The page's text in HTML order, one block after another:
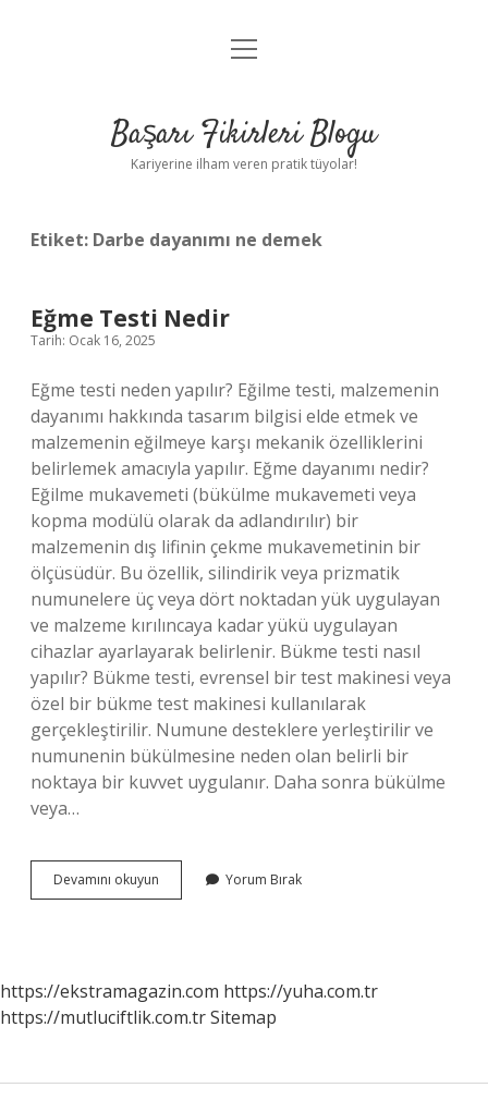
Anasayfa
Yasal Uyarı
menüyü
Başarı Fikirleri Blogu
Kariyerine ilham veren pratik tüyolar!
Etiket: Darbe dayanımı ne demek
Eğme Testi Nedir
Tarih: Ocak 16, 2025
Eğme testi neden yapılır? Eğilme testi, malzemenin
dayanımı hakkında tasarım bilgisi elde etmek ve
malzemenin eğilmeye karşı mekanik özelliklerini
belirlemek amacıyla yapılır. Eğme dayanımı nedir?
Eğilme mukavemeti (bükülme mukavemeti veya
kopma modülü olarak da adlandırılır) bir
malzemenin dış lifinin çekme mukavemetinin bir
ölçüsüdür. Bu özellik, silindirik veya prizmatik
numunelere üç veya dört noktadan yük uygulayan
ve malzeme kırılıncaya kadar yükü uygulayan
cihazlar ayarlayarak belirlenir. Bükme testi nasıl
yapılır? Bükme testi, evrensel bir test makinesi veya
özel bir bükme test makinesi kullanılarak
gerçekleştirilir. Numune desteklere yerleştirilir ve
numunenin bükülmesine neden olan belirli bir
noktaya bir kuvvet uygulanır. Daha sonra bükülme
veya…
Devamını okuyun
Testi
Yorum Bırak
https://ekstramagazin.com https://yuha.com.tr
https://mutluciftlik.com.trSitemap